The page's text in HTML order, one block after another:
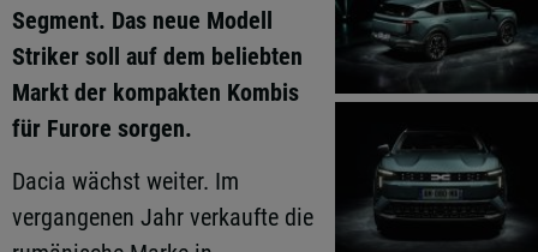
Segment. Das neue Modell
Striker soll auf dem beliebten
Markt der kompakten Kombis
für Furore sorgen.
Dacia wächst weiter. Im
vergangenen Jahr verkaufte die